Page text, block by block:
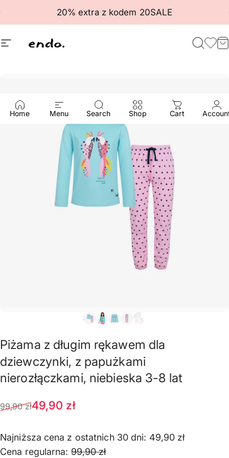
Przejdź do treści
20% extra z kodem 20SALE
Wstrzymaj pokaz slajdów
Nawigacja witryny
Endo
Home Menu Search Shop Cart
Piżama z długim rękawem dla
dziewczynki, z papużkami
nierozłączkami, niebieska 3-8 lat
Cena sprzedaży
49,90 zł
Normalna cena
99,90 zł
Najniższa cena z ostatnich 30 dni: 49,90 zł
Cena regularna:99,90 zł